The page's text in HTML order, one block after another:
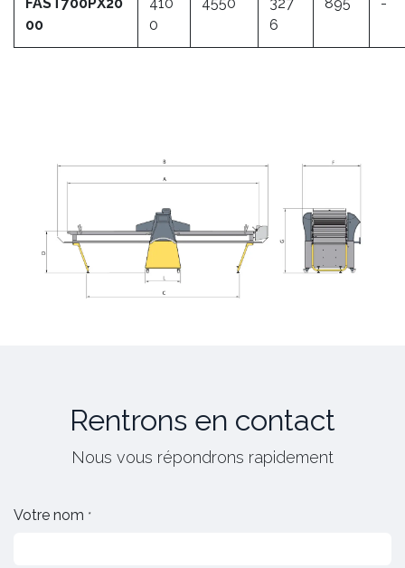
00
0
6
Rentrons en contact
Nous vous répondrons rapidement
Votre nom *